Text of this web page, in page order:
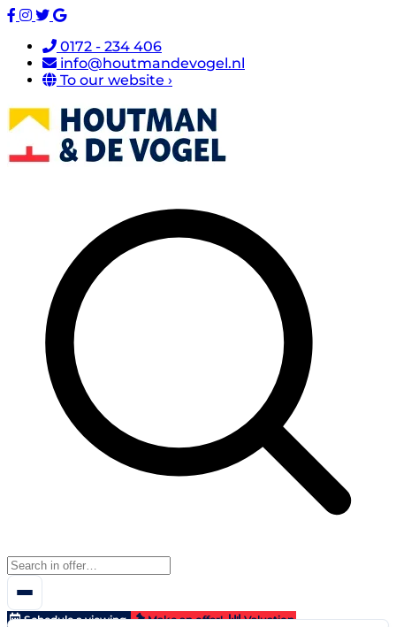
0172 - 234 406
info@houtmandevogel.nl
To our website ›
Schedule a viewing Make an offer!
Valuation